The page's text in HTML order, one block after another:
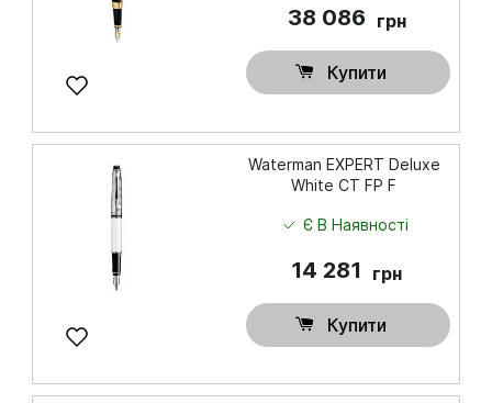
38 086 грн
Купити
Waterman EXPERT Deluxe
White CT FP F
Є В Наявності
14 281 грн
Купити